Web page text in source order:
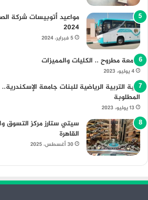
مواعيد أتوبيسات شركة
2024
5 فبراير، 2024
جامعة مطروح .. الكليات والمميزات
4 يوليو، 2023
كلية التربية الرياضية للبنات جامعة الإسكندرية..
المطلوبة
13 يوليو، 2023
سيتي ستارز مركز التسوق
القاهرة
30 أغسطس، 2025